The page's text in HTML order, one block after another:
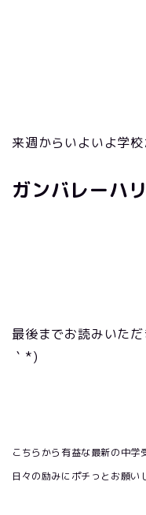
来週からいよいよ学
ガンバレーハ
最後までお読みいた
｀*)
こちらから有益な最新の中学
日々の励みにポチっとお願い